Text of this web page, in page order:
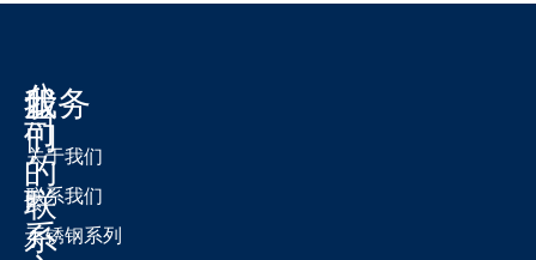
公
司
紫
东
我
们
的
联
系
服务
关于我们
联系我们
不锈钢系列